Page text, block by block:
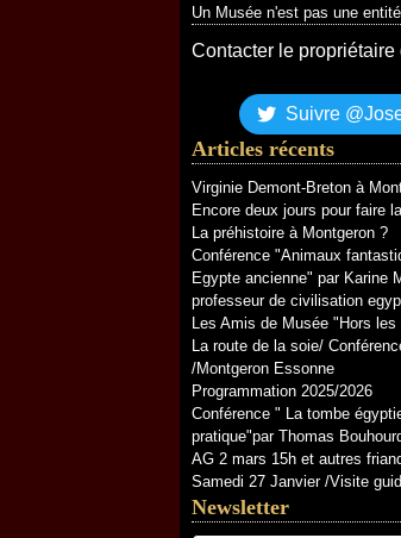
Un Musée n'est pas une
Contacter le propriétaire
Suivre
Articles récents
Virginie Demont-Breton à
Encore deux jours pour faire
La préhistoire à Montgeron ?
Conférence "Animaux
Egypte ancienne" par Karine
professeur de civilisation
Les Amis de Musée "Hors les
La route de la soie/
/Montgeron Essonne
Programmation 2025/2026
Conférence " La tombe
pratique"par Thomas
AG 2 mars 15h et autres
Samedi 27 Janvier /Visite
Newsletter